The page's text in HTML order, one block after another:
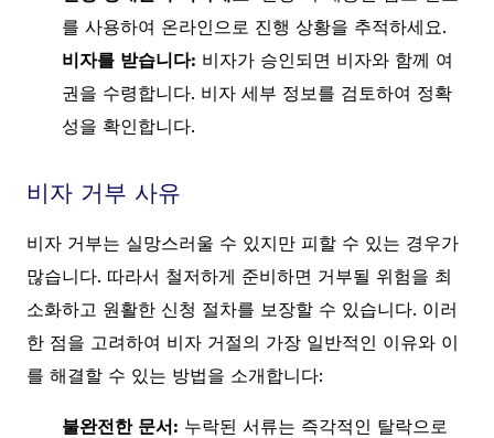
를 사용하여 온라인으로 진행 상황을 추적하세요.
비자를 받습니다: 비자가 승인되면 비자와 함께 여
권을 수령합니다. 비자 세부 정보를 검토하여 정확
성을 확인합니다.
비자 거부 사유
비자 거부는 실망스러울 수 있지만 피할 수 있는 경우가
많습니다. 따라서 철저하게 준비하면 거부될 위험을 최
소화하고 원활한 신청 절차를 보장할 수 있습니다. 이러
한 점을 고려하여 비자 거절의 가장 일반적인 이유와 이
를 해결할 수 있는 방법을 소개합니다:
불완전한 문서: 누락된 서류는 즉각적인 탈락으로